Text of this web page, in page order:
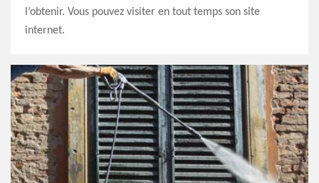
l’obtenir. Vous pouvez visiter en tout temps son site
internet.